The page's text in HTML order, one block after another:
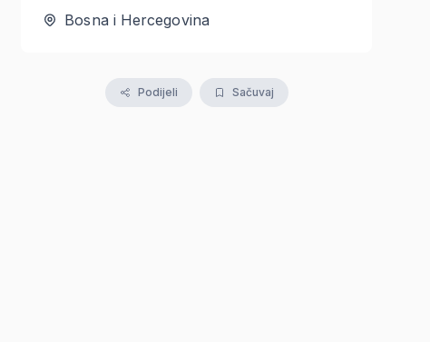
Bosna i Hercegovina
Podijeli Sačuvaj